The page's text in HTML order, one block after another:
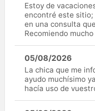
Estoy de
encontré este sitio;
en una consulta
Recomiendo
05/08/2026
La chica que me
ayudo muchísimo
hacía uso de